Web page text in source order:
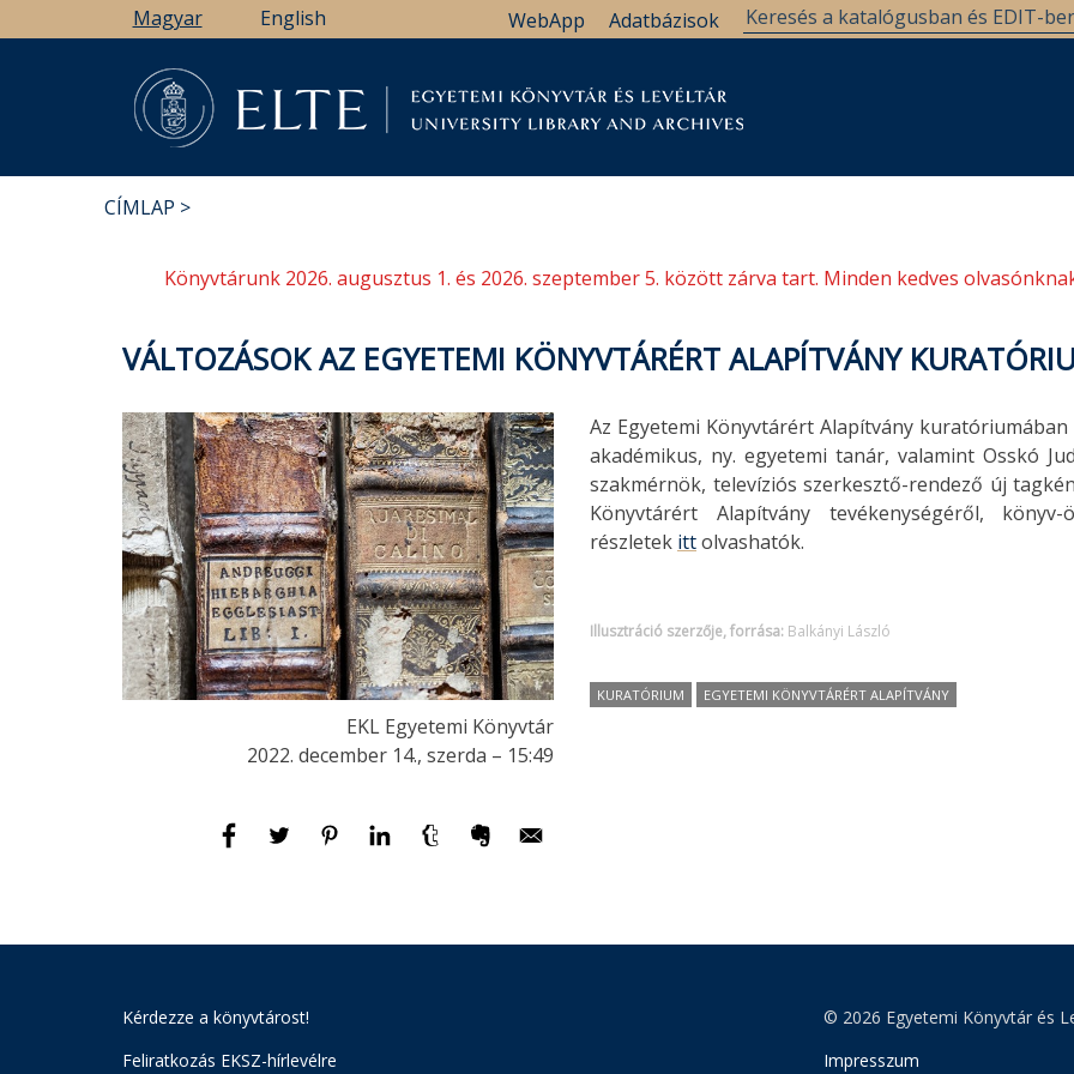
a
Magyar English Adatbázisok
WebApp
CÍMLAP
Könyvtárunk 2026. augusztus 1. és 2026. szeptember 5. között zárva tart. Minden kedves
VÁLTOZÁSOK AZ EGYETEMI KÖNYVTÁRÉRT ALAPÍTVÁNY
EKL Egyetemi Könyvtár
2022. december 14., szerda – 15:49
Az Egyetemi Könyvtárért Alapítvány
akadémikus, ny. egyetemi tanár, valamint Osskó
szakmérnök, televíziós szerkesztő-rendező új
Könyvtárért Alapítvány tevékenységéről,
részletek ittolvashatók.
Illusztráció szerzője, forrása: Balkányi László
KURATÓRIUM EGYETEMI KÖNYVTÁRÉRT ALAPÍTVÁNY
Kérdezze a könyvtárost!
Feliratkozás EKSZ-hírlevélre
© 2026 Egyetemi Könyvtár és
Impresszum